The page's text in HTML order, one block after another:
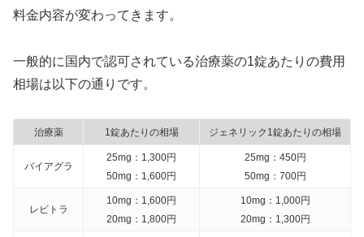
料金内容が変わってきます。
一般的に国内で認可されている治療薬の1錠あたりの費用
相場は以下の通りです。
治療薬 1錠あたりの相場 ジェネリック1錠あたりの相場
バイアグラ
25mg：1,300円
50mg：1,600円
25mg：450円
50mg：700円
レビトラ
10mg：1,600円
20mg：1,800円
10mg：1,000円
20mg：1,300円